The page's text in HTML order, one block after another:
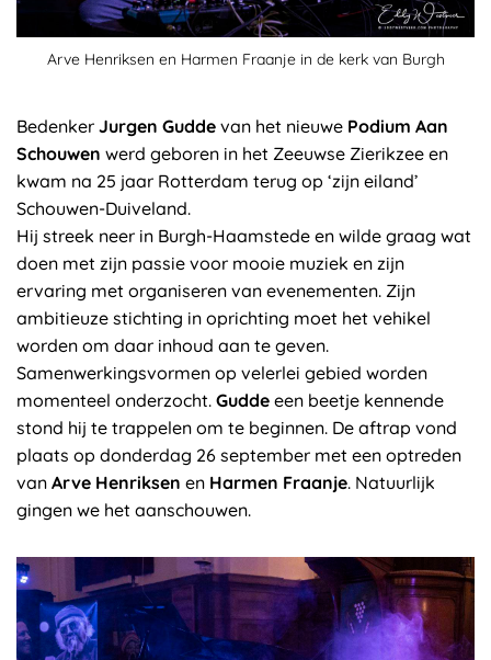
Arve Henriksen en Harmen Fraanje in de kerk van Burgh
Bedenker Jurgen Gudde van het nieuwe Podium Aan
Schouwen werd geboren in het Zeeuwse Zierikzee en
kwam na 25 jaar Rotterdam terug op ‘zijn eiland’
Schouwen-Duiveland.
Hij streek neer in Burgh-Haamstede en wilde graag wat
doen met zijn passie voor mooie muziek en zijn
ervaring met organiseren van evenementen. Zijn
ambitieuze stichting in oprichting moet het vehikel
worden om daar inhoud aan te geven.
Samenwerkingsvormen op velerlei gebied worden
momenteel onderzocht. Gudde een beetje kennende
stond hij te trappelen om te beginnen. De aftrap vond
plaats op donderdag 26 september met een optreden
van Arve Henriksen en Harmen Fraanje. Natuurlijk
gingen we het aanschouwen.